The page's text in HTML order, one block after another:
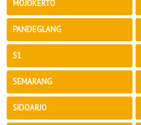
MOJOKERTO
PANDEGLANG
S1
SEMARANG
SIDOARJO